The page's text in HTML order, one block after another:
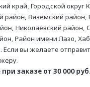
край, Городской
Вяземский район,
Николаевский район,
Район имени Лазо,
вы желаете
заказе от 30 000